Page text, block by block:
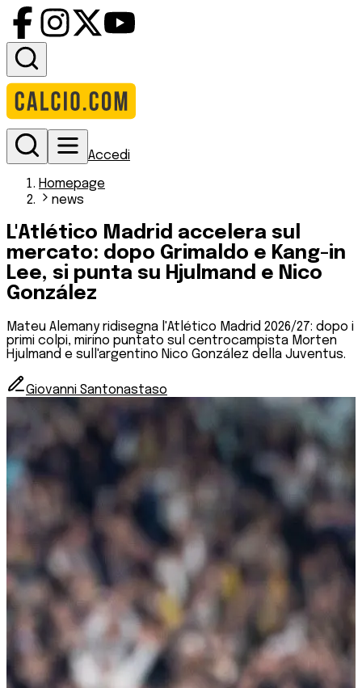
Accedi
Homepage
news
L'Atlético Madrid accelera sul
mercato: dopo Grimaldo e Kang-in
Lee, si punta su Hjulmand e Nico
González
Mateu Alemany ridisegna l'Atlético Madrid 2026/27: dopo i
primi colpi, mirino puntato sul centrocampista Morten
Hjulmand e sull'argentino Nico González della Juventus.
Giovanni Santonastaso